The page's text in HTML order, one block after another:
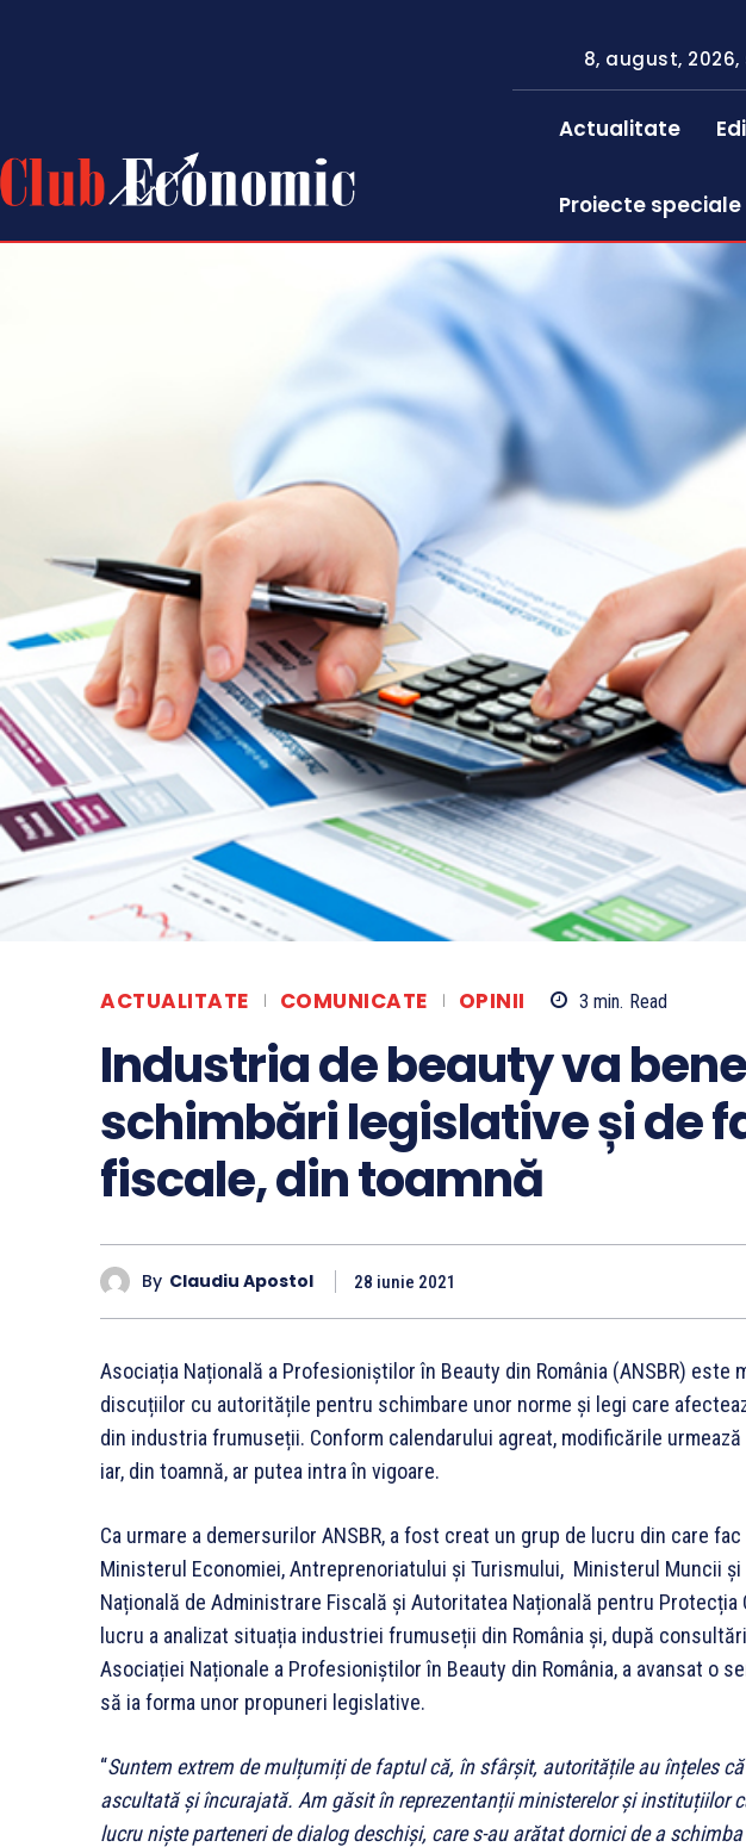
8, august,
Actualitate
Proiecte speciale
ACTUALITATE COMUNICATE OPINII 3 min. Read
Industria de beauty va
schimbări legislative și de
fiscale, din toamnă
By Claudiu Apostol 28 iunie 2021
Asociația Națională a Profesioniștilor în Beauty din România (ANSBR) este
discuțiilor cu autoritățile pentru schimbare unor norme și legi care
din industria frumuseții. Conform calendarului agreat, modificările
iar, din toamnă, ar putea intra în vigoare.
Ca urmare a demersurilor ANSBR, a fost creat un grup de lucru din care
Ministerul Economiei, Antreprenoriatului și Turismului, Ministerul Muncii
Națională de Administrare Fiscală și Autoritatea Națională pentru Protecția
lucru a analizat situația industriei frumuseții din România și, după
Asociației Naționale a Profesioniștilor în Beauty din România, a avansat o
să ia forma unor propuneri legislative.
“Suntem extrem de mulțumiți de faptul că, în sfârșit, autoritățile au înțeles
ascultată și încurajată. Am găsit în reprezentanții ministerelor și instituțiilor
lucru niște parteneri de dialog deschiși, care s-au arătat dornici de a